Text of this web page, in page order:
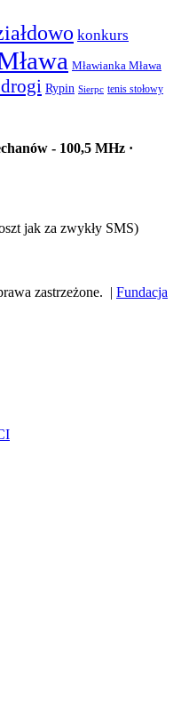
konkurs
Mławianka Mława
Rypin Sierpc tenis stołowy
- 100,5 MHz ·
jak za zwykły SMS)
zastrzeżone. | Fundacja